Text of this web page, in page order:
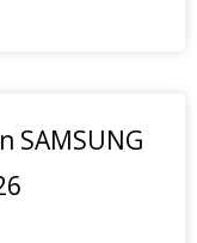
SAMSUNG